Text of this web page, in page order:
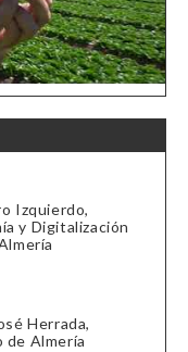
Izquierdo,
y Digitalización
Herrada,
de Almería